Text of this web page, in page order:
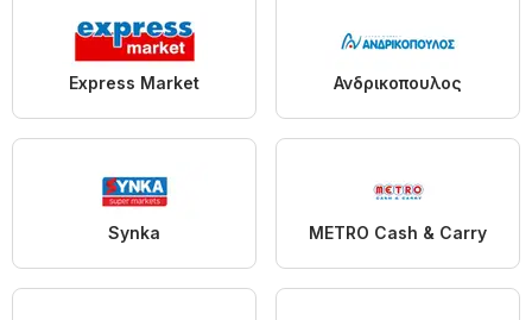
Express Market Ανδρικοπουλος
Synka METRO Cash & Carry